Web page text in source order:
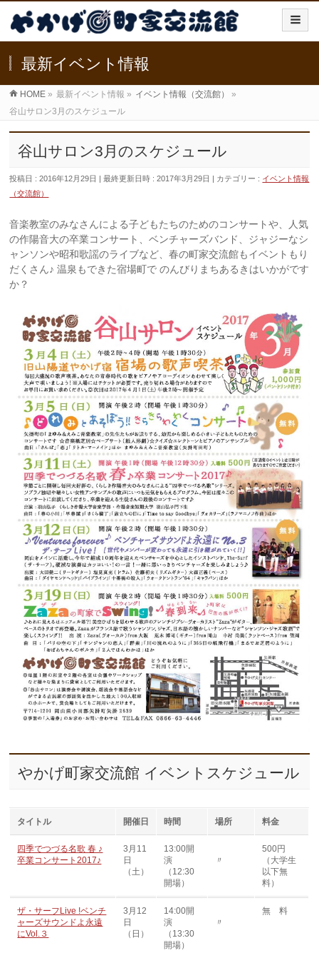
最新イベント情報
HOME » 最新イベント情報 » イベント情報（交流館）
»
谷山サロン3月のスケジュール
谷山サロン3月のスケジュール
投稿日 : 2016年12月29日 最終更新日時 : 2017年3月29日 カテゴリー : イベント情報
（交流館）
音楽教室のみなさんによる子どもたちのためのコンサートや、人気
の作陽音大の卒業コンサート、ベンチャーズバンド、ジャジーなシ
ャンソンや昭和歌謡のライブなど、春の町家交流館もイベントもり
だくさん♪ 温泉もできた宿場町で のんびりまちあるきはいかがです
か？
やかげ町家交流館 イベントスケジュール
タイトル 開催日 時間 場所 料金
四季でつづる名歌 春 ♪
卒業コンサート2017♪
3月11
日
（土）
13:00開
演
（12:30
開場）
〃
500円
（大学生
以下無
料）
ザ・サーフLive !ベンチ
ャーズサウンドよ永遠
にVol.３
3月12
日
（日）
14:00開
演
（13:30
開場）
〃
無 料